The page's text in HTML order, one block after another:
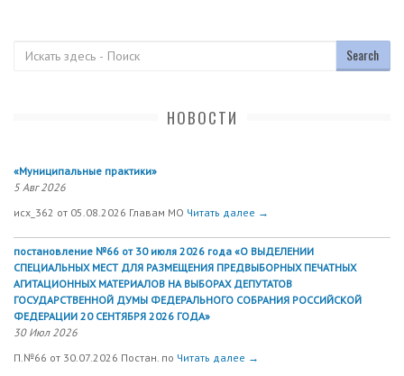
НОВОСТИ
«Муниципальные практики»
5 Авг 2026
исх_362 от 05.08.2026 Главам МО Читать далее →
постановление №66 от 30 июля 2026 года «О ВЫДЕЛЕНИИ
СПЕЦИАЛЬНЫХ МЕСТ ДЛЯ РАЗМЕЩЕНИЯ ПРЕДВЫБОРНЫХ ПЕЧАТНЫХ
АГИТАЦИОННЫХ МАТЕРИАЛОВ НА ВЫБОРАХ ДЕПУТАТОВ
ГОСУДАРСТВЕННОЙ ДУМЫ ФЕДЕРАЛЬНОГО СОБРАНИЯ РОССИЙСКОЙ
ФЕДЕРАЦИИ 20 СЕНТЯБРЯ 2026 ГОДА»
30 Июл 2026
П.№66 от 30.07.2026 Постан. по Читать далее →